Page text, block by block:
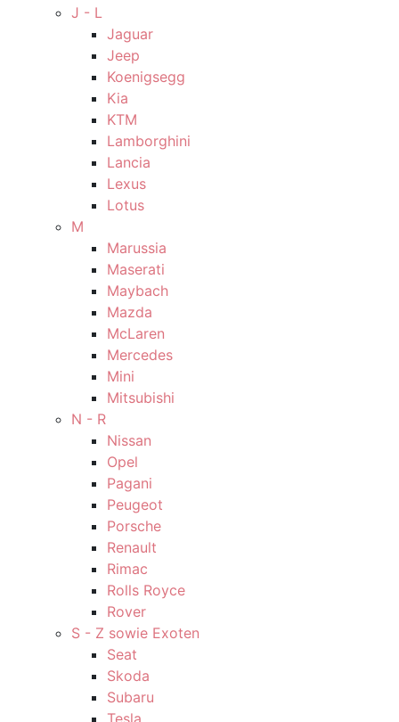
J - L
Jaguar
Jeep
Koenigsegg
Kia
KTM
Lamborghini
Lancia
Lexus
Lotus
M
Marussia
Maserati
Maybach
Mazda
McLaren
Mercedes
Mini
Mitsubishi
N - R
Nissan
Opel
Pagani
Peugeot
Porsche
Renault
Rimac
Rolls Royce
Rover
S - Z sowie Exoten
Seat
Skoda
Subaru
Tesla